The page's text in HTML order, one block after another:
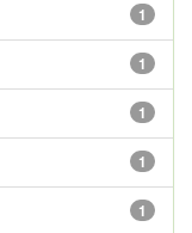
1
1
1
1
1